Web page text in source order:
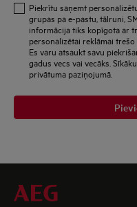
Piekrītu saņemt
grupas pa e-pastu, tālruni,
informācija tiks kopīgota ar
personalizētai reklāmai
Es varu atsaukt savu
gadus vecs vai vecāks.
privātuma paziņojumā.